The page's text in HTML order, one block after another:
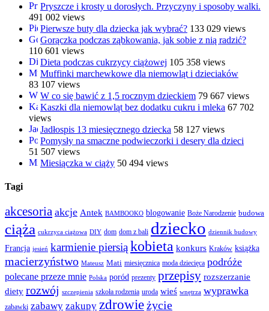
Pryszcze i krosty u dorosłych. Przyczyny i sposoby walki.
491 002 views
Pierwsze buty dla dziecka jak wybrać? 133 029 views
Gorączka podczas ząbkowania, jak sobie z nią radzić?
110 601 views
Dieta podczas cukrzycy ciążowej 105 358 views
Muffinki marchewkowe dla niemowląt i dzieciaków
83 107 views
W co się bawić z 1,5 rocznym dzieckiem 79 667 views
Kaszki dla niemowląt bez dodatku cukru i mleka 67 702
views
Jadłospis 13 miesięcznego dziecka 58 127 views
Pomysły na smaczne podwieczorki i desery dla dzieci
51 507 views
Miesiączka w ciąży 50 494 views
Tagi
akcesoria akcje Antek BAMBOOKO blogowanie Boże Narodzenie budowa
ciąża cukrzyca ciążowa DIY dom dom z bali dziecko dziennik budowy
Francja jesień karmienie piersiąkobieta konkurs Kraków książka
macierzyństwo Mateusz Mati miesięcznica moda dziecięca podróże
polecane przeze mnie Polska poród prezenty przepisy rozszerzanie
diety rozwój szczepienia szkoła rodzenia uroda wieś wnętrza wyprawka
zabawki zabawy zakupy zdrowieżycie